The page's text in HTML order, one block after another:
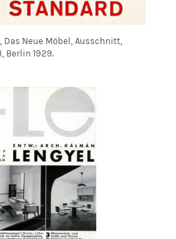
Das Neue Möbel, Ausschnitt,
Berlin 1929.